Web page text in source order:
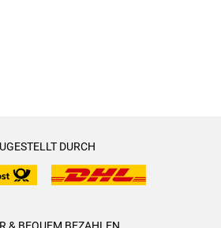
DURCH